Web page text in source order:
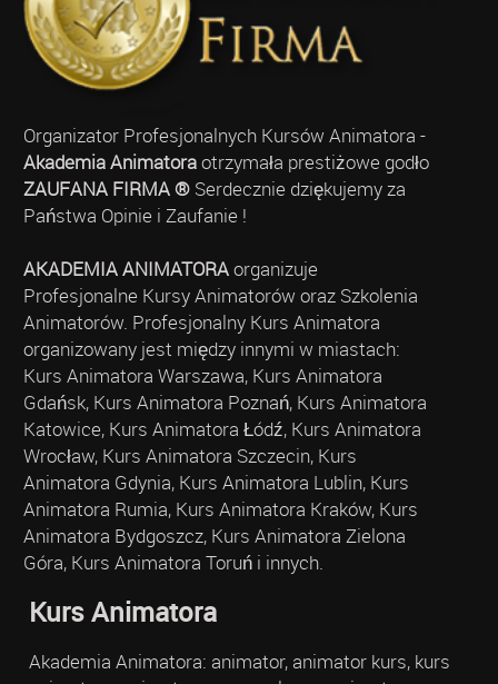
Organizator Profesjonalnych Kursów Animatora -
Akademia Animatoraotrzymała prestiżowe godło
ZAUFANA FIRMA ®Serdecznie dziękujemy za
Państwa Opinie i Zaufanie !
AKADEMIA ANIMATORAorganizuje
Profesjonalne Kursy Animatorów oraz Szkolenia
Animatorów. Profesjonalny Kurs Animatora
organizowany jest między innymi w miastach:
Kurs Animatora Warszawa, Kurs Animatora
Gdańsk, Kurs Animatora Poznań, Kurs Animatora
Katowice, Kurs Animatora Łódź, Kurs Animatora
Wrocław, Kurs Animatora Szczecin, Kurs
Animatora Gdynia, Kurs Animatora Lublin, Kurs
Animatora Rumia, Kurs Animatora Kraków, Kurs
Animatora Bydgoszcz, Kurs Animatora Zielona
Góra, Kurs Animatora Toruń i innych.
Kurs Animatora
Akademia Animatora: animator, animator kurs, kurs